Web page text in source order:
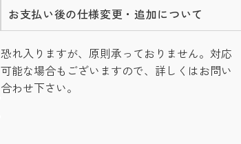
お支払い後の仕様変更・追加について
恐れ入りますが、原則承っておりません。対応
可能な場合もございますので、詳しくはお問い
合わせ下さい。